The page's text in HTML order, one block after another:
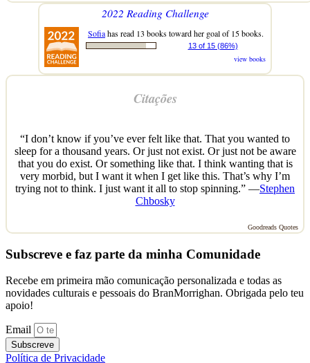
2022 Reading Challenge
Sofiahas read 13 books toward her goal of 15 books.
13 of 15 (86%)
view books
Citações
“I don’t know if you’ve ever felt like that. That you wanted to
sleep for a thousand years. Or just not exist. Or just not be aware
that you do exist. Or something like that. I think wanting that is
very morbid, but I want it when I get like this. That’s why I’m
trying not to think. I just want it all to stop spinning.” —Stephen
Chbosky
Goodreads Quotes
Subscreve e faz parte da minha Comunidade
Recebe em primeira mão comunicação personalizada e todas as
novidades culturais e pessoais do BranMorrighan. Obrigada pelo teu
apoio!
Email
Subscreve
Política de Privacidade